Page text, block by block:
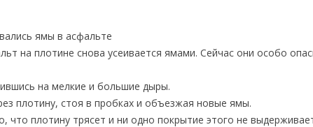
на плотине снова усеивается ямами. Сейчас они особо
на мелкие и большие дыры.
плотину, стоя в пробках и объезжая новые ямы.
плотину трясет и ни одно покрытие этого не